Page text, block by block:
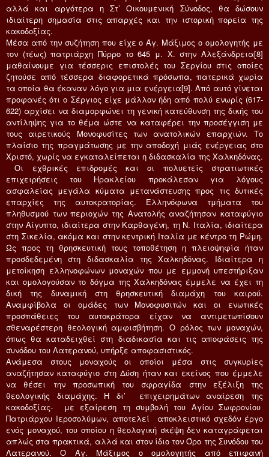
αλλά και αργότερα η Στ’ Οικουμενική Σύνοδος, θα δώσουν
ιδιαίτερη σημασία στις απαρχές και την ιστορική πορεία της
κακοδοξίας.
Μέσα από την συζήτηση που είχε ο Άγ. Μάξιμος ο ομολογητής με
τον (τέως) πατριάρχη Πύρρο το 645 μ. Χ. στην Αλεξάνδρεια[8]
μαθαίνουμε για τέσσερις επιστολές του Σεργίου στις οποίες
ζητούσε από τέσσερα διαφορετικά πρόσωπα, πατερικά χωρία
τα οποία θα έκαναν λόγο για μια ενέργεια[9]. Από αυτό γίνεται
προφανές ότι ο Σέργιος είχε μάλλον ήδη από πολύ ενωρίς (617-
622) αρχίσει να διαμορφώνει τη γενική κατεύθυνση της δικής του
αντίληψης για το θέμα ώστε να καταφέρει την προσέγγιση με
τους αιρετικούς Μονοφυσίτες των ανατολικών επαρχιών. Το
πλαίσιο της πραγμάτωσης με την αποδοχή μιάς ενέργειας στο
Χριστό, χωρίς να εγκαταλείπεται η διδασκαλία της Χαλκηδόνας.
Οι εχθρικές επιδρομές και οι πολυετείς στρατιωτικές
επιχειρήσεις του Ηρακλείου προκάλεσαν για λόγους
ασφαλείας μεγάλα κύματα μετανάστευσης προς τις δυτικές
επαρχίες της αυτοκρατορίας. Ελληνόφωνα τμήματα του
πληθυσμού των περιοχών της Ανατολής αναζήτησαν καταφύγιο
στην Αίγυπτο, ιδιαίτερα στην Καρθαγένη, τη Ν. Ιταλία, ιδιαίτερα
στη Σικελία, ακόμα και στην κεντρική Ιταλία με κέντρο τη Ρώμη.
Ως προς τη θρησκευτική τους τοποθέτηση η πλειοψηφία ήταν
προσδεδεμένη στη διδασκαλία της Χαλκηδόνας. Ιδιαίτερα η
μετοίκηση ελληνοφώνων μοναχών που με εμμονή υπεστήριξαν
και ομολογούσαν το δόγμα της Χαλκηδόνας έμμελε να έχει τη
δική της δυναμική στη θρησκευτική διαμάχη του καιρού.
Αναμφίβολα οι ομάδες των Μονοφυσιτών και οι ενωτικές
προσπάθειες του αυτοκράτορα είχαν να αντιμετωπίσουν
σθεναρέστερη θεολογική αμφισβήτηση. Ο ρόλος των μοναχών,
όπως θα καταδειχθεί στη διαδικασία και τις αποφάσεις της
συνόδου του Λατερανού, υπήρξε αποφασιστικός.
Ανάμεσα στους μοναχούς οι οποίοι μέσα στις συγκυρίες
αναζήτησαν καταφύγιο στη Δύση ήταν και εκείνος που έμμελε
να θέσει την προσωπική του σφραγίδα στην εξέλιξη της
θεολογικής διαμάχης. Η δι’ επιχειρημάτων αναίρεση της
κακοδοξίας- με εξαίρεση τη συμβολή του Αγίου Σωφρονίου
Πατριάρχου Ιεροσολύμων, αποτελεί αποκλειστικό σχεδόν έργο
ενός μοναχού, του οποίου η θεολογική σκέψη δεν καταγράφεται
απλώς στα πρακτικά, αλλά και στον ίδιο τον Όρο της Συνόδου του
Λατερανού. Ο Άγ. Μάξιμος ο ομολογητής από επιφανή